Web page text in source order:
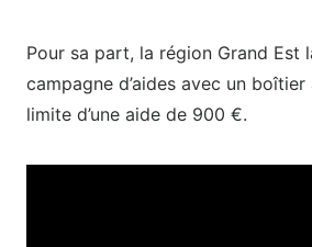
Pour sa part, la région Grand Est
campagne d’aides avec un boîtier
limite d’une aide de 900 €.